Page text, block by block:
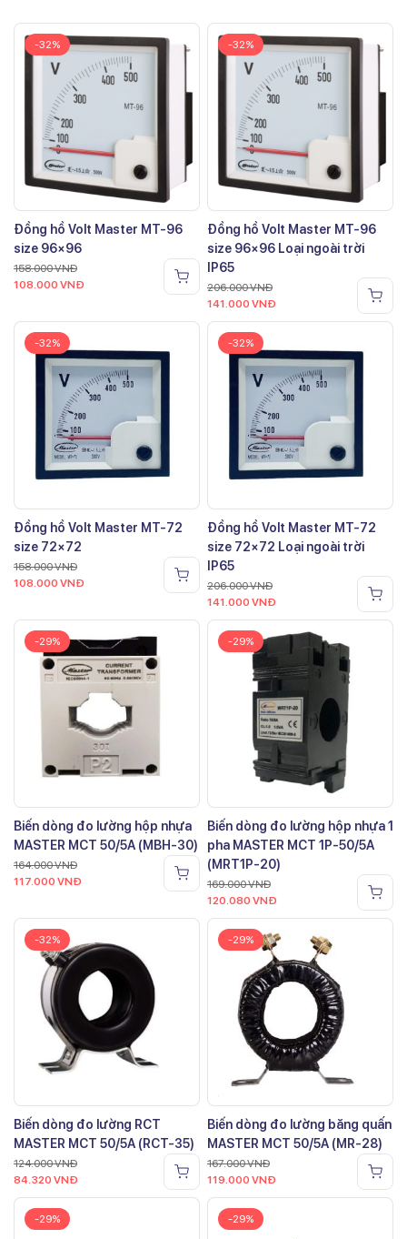
-32%
Đồng hồ Volt Master MT-96
size 96×96
158.000VNĐ
108.000 VNĐ
-32%
Đồng hồ Volt Master MT-96
size 96×96 Loại ngoài trời
IP65
206.000VNĐ
141.000 VNĐ
-32%
Đồng hồ Volt Master MT-72
size 72×72
158.000VNĐ
108.000 VNĐ
-32%
Đồng hồ Volt Master MT-72
size 72×72 Loại ngoài trời
IP65
206.000VNĐ
141.000 VNĐ
-29%
Biến dòng đo lường hộp nhựa
MASTER MCT 50/5A (MBH-30)
164.000VNĐ
117.000 VNĐ
-29%
Biến dòng đo lường hộp nhựa 1
pha MASTER MCT 1P-50/5A
(MRT1P-20)
169.000VNĐ
120.080 VNĐ
-32%
Biến dòng đo lường RCT
MASTER MCT 50/5A (RCT-35)
124.000VNĐ
84.320 VNĐ
-29%
Biến dòng đo lường băng quấn
MASTER MCT 50/5A (MR-28)
167.000VNĐ
119.000 VNĐ
-29% -29%